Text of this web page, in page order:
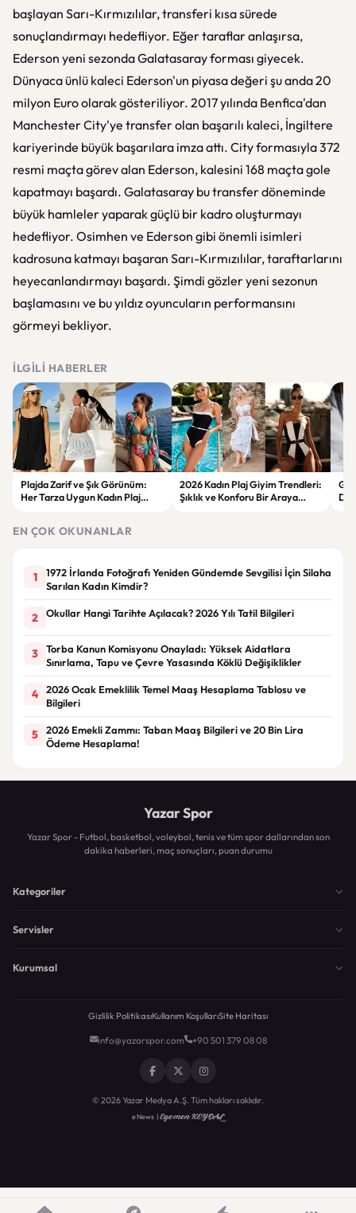
başlayan Sarı-Kırmızılılar, transferi kısa sürede
sonuçlandırmayı hedefliyor. Eğer taraflar anlaşırsa,
Ederson yeni sezonda Galatasaray forması giyecek.
Dünyaca ünlü kaleci Ederson'un piyasa değeri şu anda 20
milyon Euro olarak gösteriliyor. 2017 yılında Benfica'dan
Manchester City'ye transfer olan başarılı kaleci, İngiltere
kariyerinde büyük başarılara imza attı. City formasıyla 372
resmi maçta görev alan Ederson, kalesini 168 maçta gole
kapatmayı başardı. Galatasaray bu transfer döneminde
büyük hamleler yaparak güçlü bir kadro oluşturmayı
hedefliyor. Osimhen ve Ederson gibi önemli isimleri
kadrosuna katmayı başaran Sarı-Kırmızılılar, taraftarlarını
heyecanlandırmayı başardı. Şimdi gözler yeni sezonun
başlamasını ve bu yıldız oyuncuların performansını
görmeyi bekliyor.
İLGILI HABERLER
Plajda Zarif ve Şık Görünüm:
Her Tarza Uygun Kadın Plaj
2026 Kadın Plaj Giyim Trendleri:
Şıklık ve Konforu Bir Araya
EN ÇOK OKUNANLAR
1
1972 İrlanda Fotoğrafı Yeniden Gündemde Sevgilisi İçin Silaha
Sarılan Kadın Kimdir?
2 Okullar Hangi Tarihte Açılacak? 2026 Yılı Tatil Bilgileri
3
Torba Kanun Komisyonu Onayladı: Yüksek Aidatlara
Sınırlama, Tapu ve Çevre Yasasında Köklü Değişiklikler
4
2026 Ocak Emeklilik Temel Maaş Hesaplama Tablosu ve
Bilgileri
5
2026 Emekli Zammı: Taban Maaş Bilgileri ve 20 Bin Lira
Ödeme Hesaplama!
Yazar Spor
Yazar Spor - Futbol, basketbol, voleybol, tenis ve tüm spor dallarından son
dakika haberleri, maç sonuçları, puan durumu
Kategoriler
Servisler
Kurumsal
Gizlilik PolitikasıKullanım KoşullarıSite Haritası
info@yazarspor.com +90 501 379 08 08
© 2026 Yazar Medya A.Ş. Tüm hakları saklıdır.
eNews |Egemen KEYDAL